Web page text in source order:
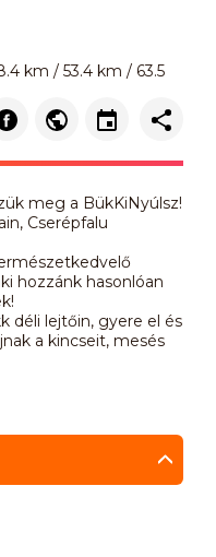
km / 53.4 km / 63.5
meg a BükKiNyúlsz!
Cserépfalu
hozzánk hasonlóan
déli lejtőin, gyere el és
a kincseit, mesés